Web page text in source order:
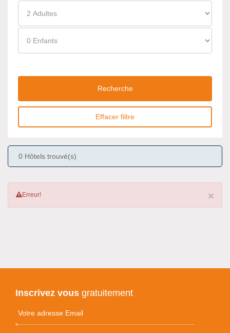
Recherche
Effacer filtre
0 Hôtels trouvé(s)
×
Erreur!
Inscrivez vous gratuitement